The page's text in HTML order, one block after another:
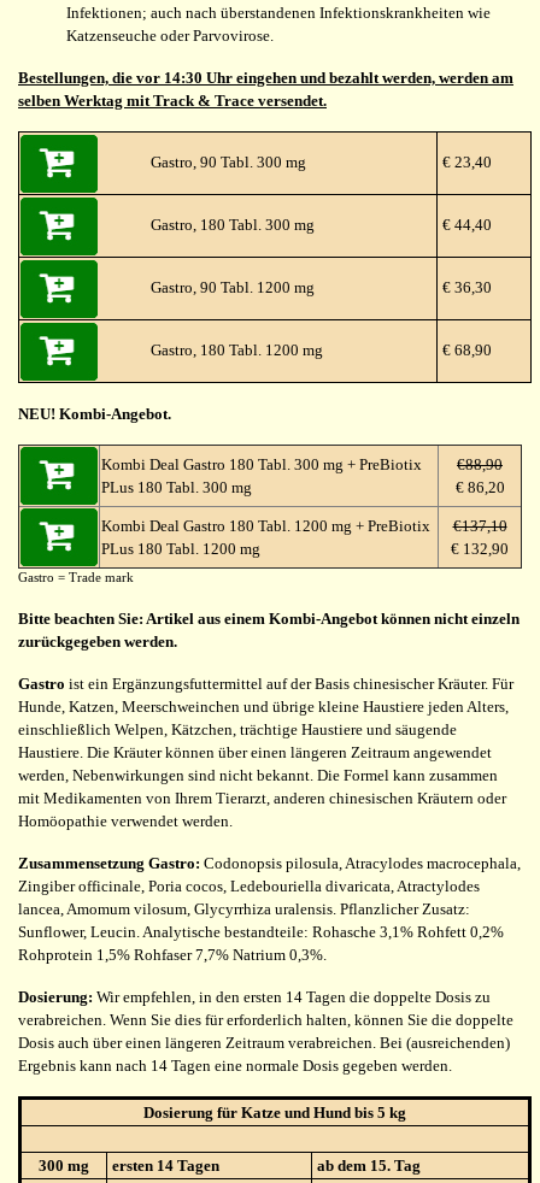
Infektionen; auch nach überstandenen Infektionskrankheiten wie
Katzenseuche oder Parvovirose.
Bestellungen, die vor 14:30 Uhr eingehen und bezahlt werden, werden am
selben Werktag mit Track & Trace versendet.
Gastro, 90 Tabl. 300 mg € 23,40
Gastro, 180 Tabl. 300 mg € 44,40
Gastro, 90 Tabl. 1200 mg € 36,30
Gastro, 180 Tabl. 1200 mg € 68,90
NEU! Kombi-Angebot.
Kombi Deal Gastro 180 Tabl. 300 mg + PreBiotix
PLus 180 Tabl. 300 mg
€88,90
€ 86,20
Kombi Deal Gastro 180 Tabl. 1200 mg + PreBiotix
PLus 180 Tabl. 1200 mg
€137,10
€ 132,90
Gastro = Trade mark
Bitte beachten Sie: Artikel aus einem Kombi-Angebot können nicht einzeln
zurückgegeben werden.
Gastro ist ein Ergänzungsfuttermittel auf der Basis chinesischer Kräuter. Für
Hunde, Katzen, Meerschweinchen und übrige kleine Haustiere jeden Alters,
einschließlich Welpen, Kätzchen, trächtige Haustiere und säugende
Haustiere. Die Kräuter können über einen längeren Zeitraum angewendet
werden, Nebenwirkungen sind nicht bekannt. Die Formel kann zusammen
mit Medikamenten von Ihrem Tierarzt, anderen chinesischen Kräutern oder
Homöopathie verwendet werden.
Zusammensetzung Gastro: Codonopsis pilosula, Atracylodes macrocephala,
Zingiber officinale, Poria cocos, Ledebouriella divaricata, Atractylodes
lancea, Amomum vilosum, Glycyrrhiza uralensis. Pflanzlicher Zusatz:
Sunflower, Leucin. Analytische bestandteile: Rohasche 3,1% Rohfett 0,2%
Rohprotein 1,5% Rohfaser 7,7% Natrium 0,3%.
Dosierung: Wir empfehlen, in den ersten 14 Tagen die doppelte Dosis zu
verabreichen. Wenn Sie dies für erforderlich halten, können Sie die doppelte
Dosis auch über einen längeren Zeitraum verabreichen. Bei (ausreichenden)
Ergebnis kann nach 14 Tagen eine normale Dosis gegeben werden.
Dosierung für Katze und Hund bis 5 kg
300 mg ersten 14 Tagen ab dem 15. Tag